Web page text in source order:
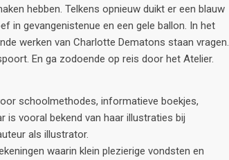
hebben. Telkens opnieuw duikt er een blauw
in gevangenistenue en een gele ballon. In het
werken van Charlotte Dematons staan vragen.
En ga zodoende op reis door het Atelier.
schoolmethodes, informatieve boekjes,
vooral bekend van haar illustraties bij
als illustrator.
waarin klein plezierige vondsten en